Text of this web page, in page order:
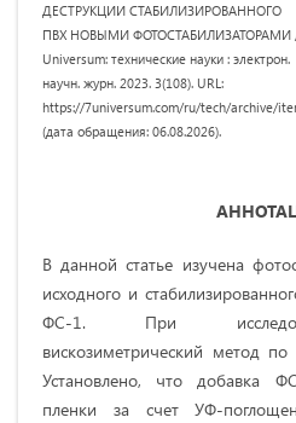
ДЕСТРУКЦИИ СТАБИЛИЗИРОВАННОГО
ПВХ НОВЫМИ ФОТОСТАБИЛИЗАТОРАМИ
Universum: технические науки : электрон.
научн. журн. 2023. 3(108). URL:
https://7universum.com/ru/tech/archive/
(дата обращения: 06.08.2026).
В данной статье изучена
исходного и
ФС-1. При
вискозиметрический метод
Установлено, что добавка
пленки за счет УФ-